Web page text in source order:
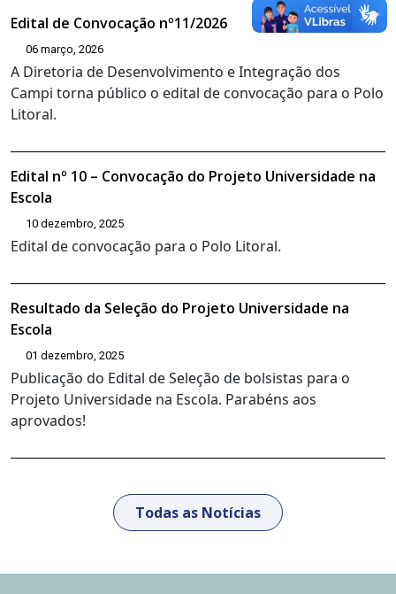
Edital de Convocação nº11/2026
06 março, 2026
A Diretoria de Desenvolvimento e Integração dos
Campi torna público o edital de convocação para o Polo
Litoral.
Edital nº 10 – Convocação do Projeto Universidade na
Escola
10 dezembro, 2025
Edital de convocação para o Polo Litoral.
Resultado da Seleção do Projeto Universidade na
Escola
01 dezembro, 2025
Publicação do Edital de Seleção de bolsistas para o
Projeto Universidade na Escola. Parabéns aos
aprovados!
Todas as Notícias